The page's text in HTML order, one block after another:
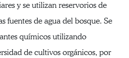
y se utilizan reservorios de
fuentes de agua del bosque. Se
químicos utilizando
de cultivos orgánicos, por